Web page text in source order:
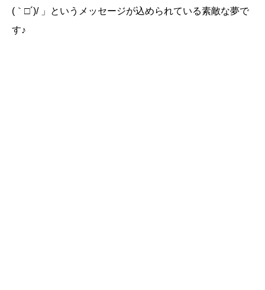
(｀□´)/ 」というメッセージが込められている素敵な夢で
す♪